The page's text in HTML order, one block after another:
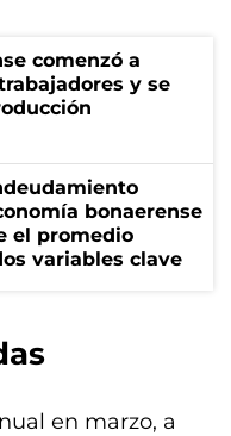
comenzó a
y se
bonaerense
el promedio
variables clave
en marzo, a